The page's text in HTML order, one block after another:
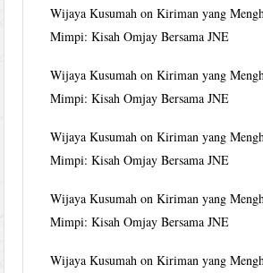
Wijaya Kusumah onKiriman yang
Mimpi: Kisah Omjay Bersama JNE
Wijaya Kusumah onKiriman yang
Mimpi: Kisah Omjay Bersama JNE
Wijaya Kusumah onKiriman yang
Mimpi: Kisah Omjay Bersama JNE
Wijaya Kusumah onKiriman yang
Mimpi: Kisah Omjay Bersama JNE
Wijaya Kusumah onKiriman yang